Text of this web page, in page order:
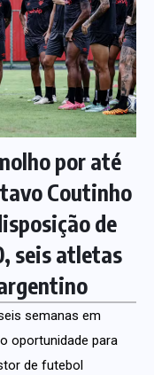
por até
Coutinho
de
seis atletas
semanas em
oportunidade para
de futebol